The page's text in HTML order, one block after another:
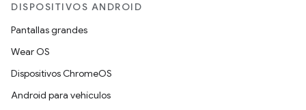
DISPOSITIVOS ANDROID
Pantallas grandes
Wear OS
Dispositivos ChromeOS
Android para vehículos